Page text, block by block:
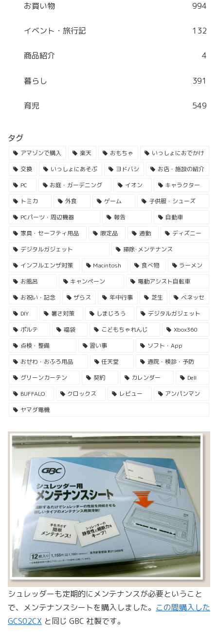
お買い物 994
イベント・旅行記 132
商品紹介 4
暮らし 391
育児 549
タグ
アマゾンで購入 楽天 おもちゃ
いっしょにおでかけ
交換
いっしょにあそぶ ヨドバシ
お店・施設の紹介
PC
お庭・ガーデニング イオン
キャラクター
トミカ
外食 ゲーム
子供服・シューズ
PCパーツ・周辺機器
報告
自動車
家具・セーフティ用品
限定品 通勤
ディズニー
デジタルガジェット
掃除･メンテナンス
インフルエンザ対策
Macintosh 食べ物
ラーメン
お風呂
キャンペーン
電動アシスト自転車
お祝い・記念
ザらス 年中行事 芝生
ベネッセ
DIY
暑さ対策 しまじろう
デジタルガジェット
ポルテ
福袋 こどもちゃれんじ
Xbox360
点検・整備
習い事
ソフト・App
おせわ・おふろ用品
任天堂
通院・検診・予防
グリーンカーテン
契約 カレンダー
Dell
BUFFALO
クロックス レビュー
アンパンマン
ヤマダ電機
シュレッダーも定期的にメンテナンスが必要ということ
で、メンテナンスシートを購入しました。 この間購入した
GCS02CX と同じ GBC 社製です。